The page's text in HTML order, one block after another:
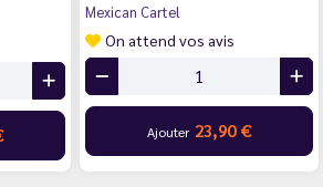
Mexican Cartel
On attend vos avis
Ajouter 23,90 €